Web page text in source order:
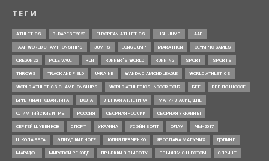
ТЕГИ
ATHLETICS BUDAPEST2023 EUROPEAN ATHLETICS HIGH JUMP IAAF
IAAF WORLD CHAMPIONSHIPS JUMPS LONG JUMP MARATHON OLYMPIC GAMES
OREGON22 POLE VAULT RUN RUNNER’S WORLD RUNNING SPORT SPORTS
THROWS TRACK AND FIELD UKRAINE WANDA DIAMOND LEAGUE WORLD ATHLETICS
WORLD ATHLETICS CHAMPIONSHIPS WORLD ATHLETICS INDOOR TOUR БЕГ БЕГ ПО ШОССЕ
БРИЛЛИАНТОВАЯ ЛИГА ВФЛА ЛЕГКАЯ АТЛЕТИКА МАРИЯ ЛАСИЦКЕНЕ
ОЛИМПИЙСКИЕ ИГРЫ РОССИЯ СБОРНАЯ РОССИИ СБОРНАЯ УКРАИНЫ
СЕРГЕЙ ШУБЕНКОВ СПОРТ УКРАИНА УСЭЙН БОЛТ ФЛАУ ЧМ-2017
ШКОЛА БЕГА ЭЛИУД КИПЧОГЕ ЮЛИЯ ЛЕВЧЕНКО ЯРОСЛАВА МАГУЧИХ ДОПИНГ
МАРАФОН МИРОВОЙ РЕКОРД ПРЫЖКИ В ВЫСОТУ ПРЫЖКИ С ШЕСТОМ СПРИНТ